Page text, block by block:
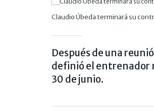
Claudio Úbeda terminará su
Después de una
definió el entrenador
30 de junio.